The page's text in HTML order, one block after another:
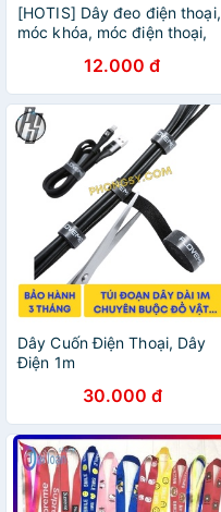
[HOTIS] Dây đeo điện thoại,
móc khóa, móc điện thoại,
12.000 đ
Dây Cuốn Điện Thoại, Dây
Điện 1m
30.000 đ